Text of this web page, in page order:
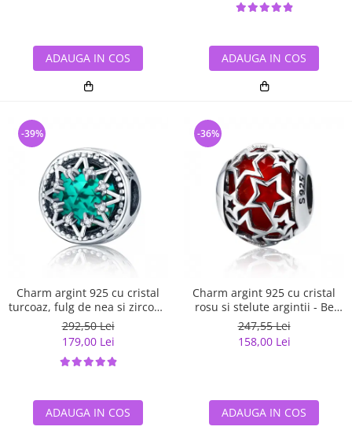
ADAUGA IN COS ADAUGA IN COS
Charm argint 925 cu cristal
turcoaz, fulg de nea si zirconii
albe - Be Nature PST0110
292,50 Lei
179,00 Lei
-39%
ADAUGA IN COS
Charm argint 925 cu cristal
rosu si stelute argintii - Be
Nature PST0115
247,55 Lei
158,00 Lei
-36%
ADAUGA IN COS